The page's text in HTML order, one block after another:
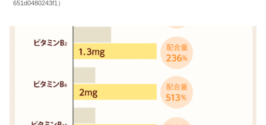
651d0480243f1）